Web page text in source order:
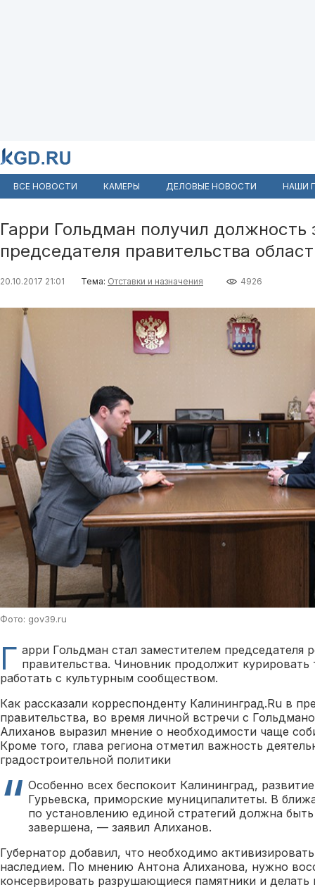
ВСЕ НОВОСТИ КАМЕРЫ ДЕЛОВЫЕ НОВОСТИ НАШИ
Гарри Гольдман получил должность
председателя правительства
20.10.2017 21:01 Тема: Отставки и назначения 4926
Фото: gov39.ru
Г арри Гольдман стал заместителем председателя
правительства. Чиновник продолжит курировать
работать с культурным сообществом.
Как рассказали корреспонденту Калининград.Ru в
правительства, во время личной встречи с
Алиханов выразил мнение о необходимости чаще
Кроме того, глава региона отметил важность
градостроительной политики
Особенно всех беспокоит Калининград,
Гурьевска, приморские муниципалитеты. В
по установлению единой стратегий должна
завершена, — заявил Алиханов.
Губернатор добавил, что необходимо
наследием. По мнению Антона Алиханова, нужно
консервировать разрушающиеся памятники и делать